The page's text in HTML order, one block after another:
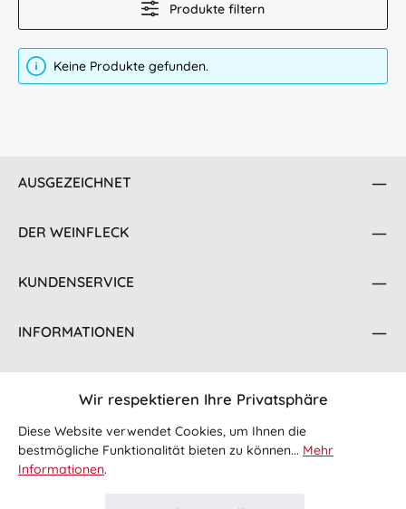
Produkte filtern
Keine Produkte gefunden.
AUSGEZEICHNET
DER WEINFLECK
KUNDENSERVICE
INFORMATIONEN
FOLGE UNS
Wir respektieren Ihre Privatsphäre
Diese Website verwendet Cookies, um Ihnen die
bestmögliche Funktionalität bieten zu können... Mehr
Informationen.